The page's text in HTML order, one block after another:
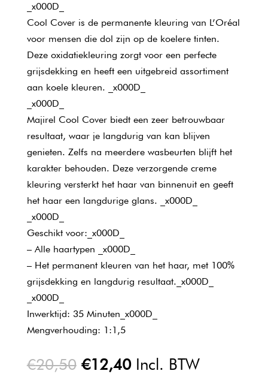
_x000D_
Cool Cover is de permanente kleuring van L’Oréal
voor mensen die dol zijn op de koelere tinten.
Deze oxidatiekleuring zorgt voor een perfecte
grijsdekking en heeft een uitgebreid assortiment
aan koele kleuren. _x000D_
_x000D_
Majirel Cool Cover biedt een zeer betrouwbaar
resultaat, waar je langdurig van kan blijven
genieten. Zelfs na meerdere wasbeurten blijft het
karakter behouden. Deze verzorgende creme
kleuring versterkt het haar van binnenuit en geeft
het haar een langdurige glans. _x000D_
_x000D_
Geschikt voor:_x000D_
– Alle haartypen _x000D_
– Het permanent kleuren van het haar, met 100%
grijsdekking en langdurig resultaat._x000D_
_x000D_
Inwerktijd: 35 Minuten_x000D_
Mengverhouding: 1:1,5
€20,50 Oorspronkelijke
€12,40Huidige
Incl. BTW